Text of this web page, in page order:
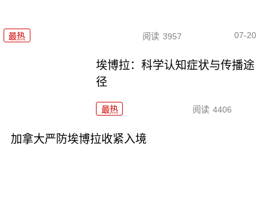
最热 阅读 3957 07-20
埃博拉：科学认知症状与传播途
径
最热 阅读 4406
加拿大严防埃博拉收紧入境